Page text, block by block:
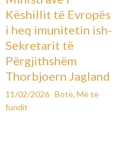
Këshillit të Evropës
i heq imunitetin ish-
Sekretarit të
Përgjithshëm
Thorbjoern Jagland
11/02/2026 Botë, Më të
fundit